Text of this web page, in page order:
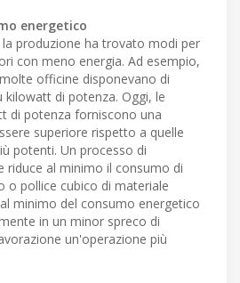
energetico
produzione ha trovato modi per
con meno energia. Ad esempio,
officine disponevano di
kilowatt di potenza. Oggi, le
di potenza forniscono una
superiore rispetto a quelle
potenti. Un processo di
riduce al minimo il consumo di
o pollice cubico di materiale
minimo del consumo energetico
in un minor spreco di
un'operazione più